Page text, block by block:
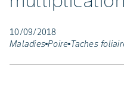
10/09/2018
Maladies Poire Taches